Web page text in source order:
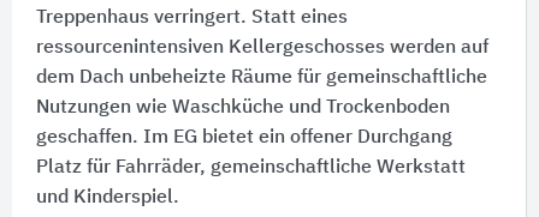
Treppenhaus verringert. Statt eines
ressourcenintensiven Kellergeschosses werden auf
dem Dach unbeheizte Räume für gemeinschaftliche
Nutzungen wie Waschküche und Trockenboden
geschaffen. Im EG bietet ein offener Durchgang
Platz für Fahrräder, gemeinschaftliche Werkstatt
und Kinderspiel.